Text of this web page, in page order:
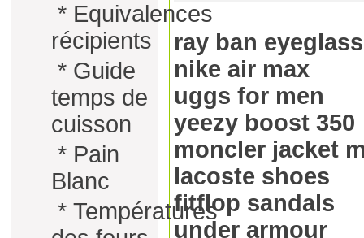
* Equivalences
récipients
* Guide
temps de
cuisson
* Pain
Blanc
* Températures
ray ban
nike air max
uggs for men
yeezy boost 350
moncler jacket
lacoste shoes
fitflop sandals
under armour